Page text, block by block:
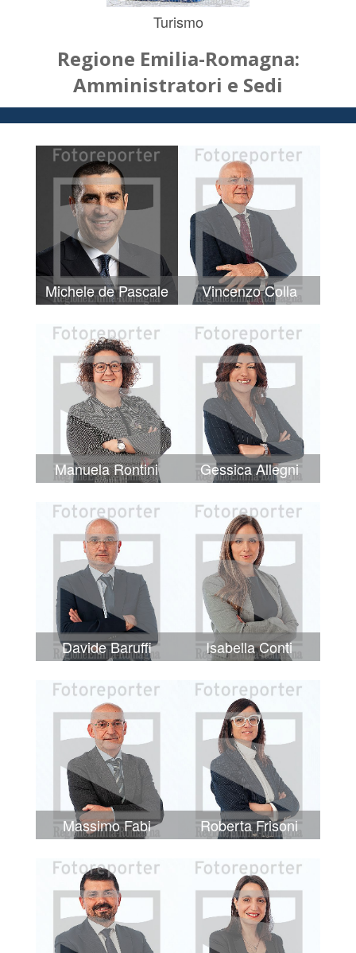
Turismo
Regione Emilia-Romagna:
Amministratori e Sedi
Michele de Pascale Vincenzo Colla
Manuela Rontini Gessica Allegni
Davide Baruffi Isabella Conti
Massimo Fabi Roberta Frisoni